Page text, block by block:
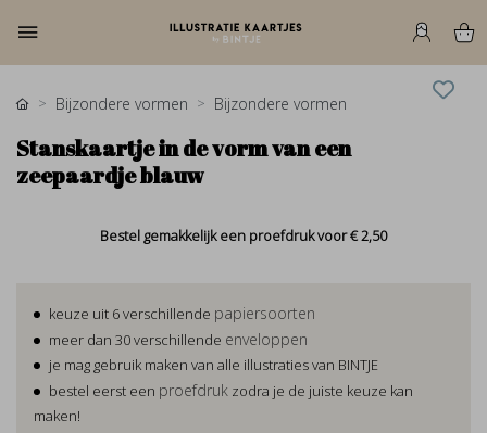
Bijzondere vormen Bijzondere vormen
Stanskaartje in de vorm van een
zeepaardje blauw
Bestel gemakkelijk een proefdruk voor€ 2,50
keuze uit 6 verschillende papiersoorten
meer dan 30 verschillende enveloppen
je mag gebruik maken van alle illustraties van BINTJE
bestel eerst een proefdruk zodra je de juiste keuze kan
maken!